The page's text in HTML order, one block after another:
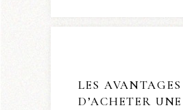
LES AVANTAGES
D’ACHETER UNE